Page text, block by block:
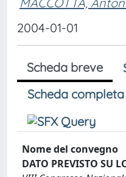
2004-01-01
Scheda breve
Scheda completa
Nome del convegno
DATO PREVISTO SU